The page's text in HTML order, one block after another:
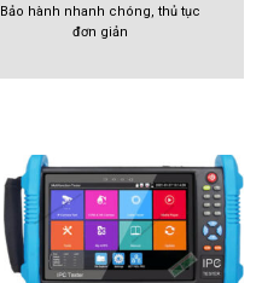
Bảo hành nhanh chóng, thủ tục
đơn giản